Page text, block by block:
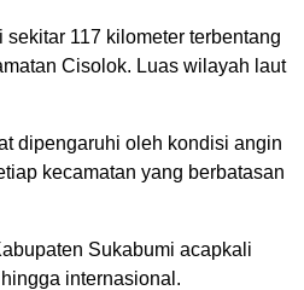
117 kilometer terbentang
Cisolok. Luas wilayah laut
dipengaruhi oleh kondisi angin
kecamatan yang berbatasan
Sukabumi acapkali
internasional.